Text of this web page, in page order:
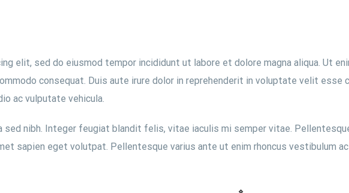
elit, sed do eiusmod tempor incididunt ut labore et dolore magna aliqua. Ut
consequat. Duis aute irure dolor in reprehenderit in voluptate velit esse
ac vulputate vehicula.
nibh. Integer feugiat blandit felis, vitae iaculis mi semper vitae.
sapien eget volutpat. Pellentesque varius ante ut enim rhoncus vestibulum